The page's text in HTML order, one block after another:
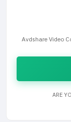
Avdshare Video
ARE